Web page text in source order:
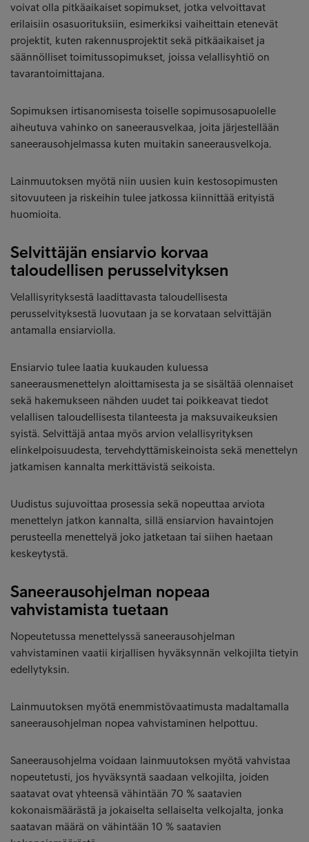
voivat olla pitkäaikaiset sopimukset, jotka velvoittavat
erilaisiin osasuorituksiin, esimerkiksi vaiheittain etenevät
projektit, kuten rakennusprojektit sekä pitkäaikaiset ja
säännölliset toimitussopimukset, joissa velallisyhtiö on
tavarantoimittajana.
Sopimuksen irtisanomisesta toiselle sopimusosapuolelle
aiheutuva vahinko on saneerausvelkaa, joita järjestellään
saneerausohjelmassa kuten muitakin saneerausvelkoja.
Lainmuutoksen myötä niin uusien kuin kestosopimusten
sitovuuteen ja riskeihin tulee jatkossa kiinnittää erityistä
huomioita.
Selvittäjän ensiarvio korvaa
taloudellisen perusselvityksen
Velallisyrityksestä laadittavasta taloudellisesta
perusselvityksestä luovutaan ja se korvataan selvittäjän
antamalla ensiarviolla.
Ensiarvio tulee laatia kuukauden kuluessa
saneerausmenettelyn aloittamisesta ja se sisältää olennaiset
sekä hakemukseen nähden uudet tai poikkeavat tiedot
velallisen taloudellisesta tilanteesta ja maksuvaikeuksien
syistä. Selvittäjä antaa myös arvion velallisyrityksen
elinkelpoisuudesta, tervehdyttämiskeinoista sekä menettelyn
jatkamisen kannalta merkittävistä seikoista.
Uudistus sujuvoittaa prosessia sekä nopeuttaa arviota
menettelyn jatkon kannalta, sillä ensiarvion havaintojen
perusteella menettelyä joko jatketaan tai siihen haetaan
keskeytystä.
Saneerausohjelman nopeaa
vahvistamista tuetaan
Nopeutetussa menettelyssä saneerausohjelman
vahvistaminen vaatii kirjallisen hyväksynnän velkojilta tietyin
edellytyksin.
Lainmuutoksen myötä enemmistövaatimusta madaltamalla
saneerausohjelman nopea vahvistaminen helpottuu.
Saneerausohjelma voidaan lainmuutoksen myötä vahvistaa
nopeutetusti, jos hyväksyntä saadaan velkojilta, joiden
saatavat ovat yhteensä vähintään 70 % saatavien
kokonaismäärästä ja jokaiselta sellaiselta velkojalta, jonka
saatavan määrä on vähintään 10 % saatavien